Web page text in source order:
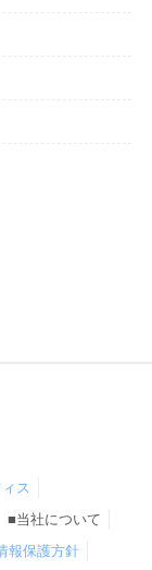
ス
■当社について
報保護方針